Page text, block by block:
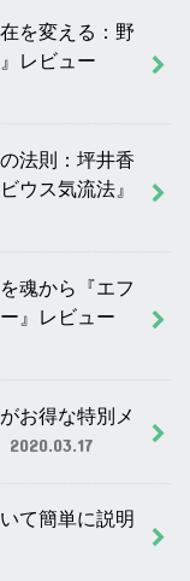
を変える：野
レビュー
法則：坪井香
ウス気流法』
魂から『エフ
』レビュー
お得な特別メ
2020.03.17
て簡単に説明